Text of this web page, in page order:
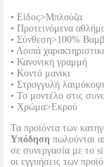
• Είδος>Μπλούζα
• Προτεινόμενα
• Σύνθεση>100%
• Λοιπά
• Κανονική γραμμή
• Κοντό μανίκι
• Στρογγυλή
• Το μοντέλο στις
• Χρώμα>Εκρού
Τα προϊόντα των
Υπόδηση πωλούνται
σε συνεργασία με το
οι εγγυήσεις των